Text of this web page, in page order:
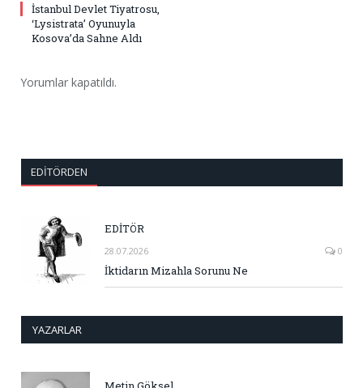
İstanbul Devlet Tiyatrosu,
‘Lysistrata’ Oyunuyla
Kosova’da Sahne Aldı
Yorumlar kapatıldı.
EDITÖRDEN
EDİTÖR
28.07.2026 0
İktidarın Mizahla Sorunu Ne
YAZARLAR